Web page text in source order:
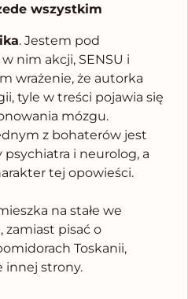
wszystkim
. Jestem pod
nim akcji, SENSU i
wrażenie, że autorka
tyle w treści pojawia się
mózgu.
z bohaterów jest
psychiatra i neurolog, a
tej opowieści.
na stałe we
zamiast pisać o
Toskanii,
innej strony.